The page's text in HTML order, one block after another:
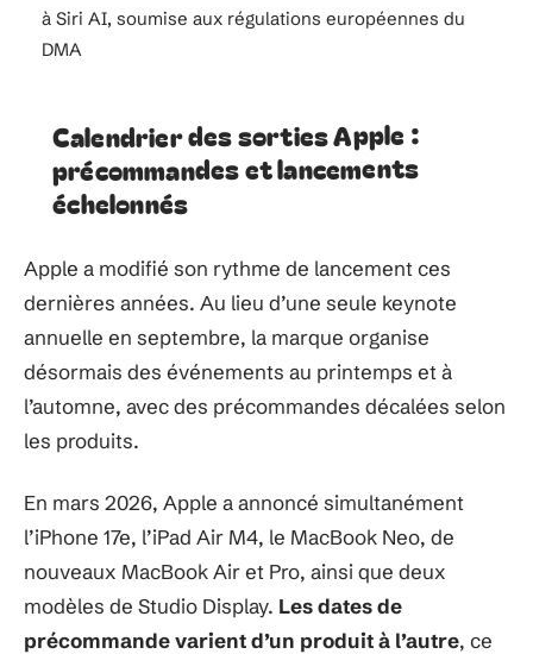
à Siri AI, soumise aux régulations européennes du
DMA
Calendrier des sorties Apple :
précommandes et lancements
échelonnés
Apple a modifié son rythme de lancement ces
dernières années. Au lieu d’une seule keynote
annuelle en septembre, la marque organise
désormais des événements au printemps et à
l’automne, avec des précommandes décalées selon
les produits.
En mars 2026, Apple a annoncé simultanément
l’iPhone 17e, l’iPad Air M4, le MacBook Neo, de
nouveaux MacBook Air et Pro, ainsi que deux
modèles de Studio Display. Les dates de
précommande varient d’un produit à l’autre, ce